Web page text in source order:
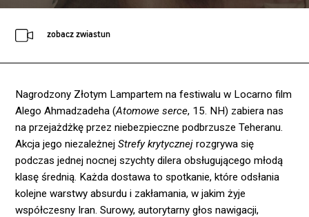
zobacz zwiastun
Nagrodzony Złotym Lampartem na festiwalu w Locarno film
Alego Ahmadzadeha (Atomowe serce, 15. NH) zabiera nas
na przejażdżkę przez niebezpieczne podbrzusze Teheranu.
Akcja jego niezależnejStrefy krytycznej rozgrywa się
podczas jednej nocnej szychty dilera obsługującego młodą
klasę średnią. Każda dostawa to spotkanie, które odsłania
kolejne warstwy absurdu i zakłamania, w jakim żyje
współczesny Iran. Surowy, autorytarny głos nawigacji,